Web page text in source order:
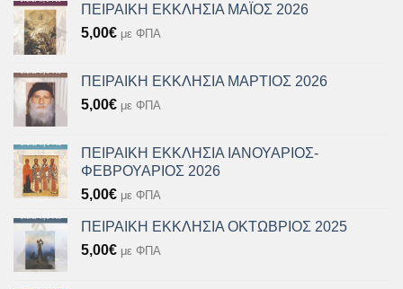
ΠΕΙΡΑΙΚΗ ΕΚΚΛΗΣΙΑ ΜΑΪΟΣ 2026
5,00€ με ΦΠΑ
ΠΕΙΡΑΙΚΗ ΕΚΚΛΗΣΙΑ ΜΑΡΤΙΟΣ 2026
5,00€ με ΦΠΑ
ΠΕΙΡΑΙΚΗ ΕΚΚΛΗΣΙΑ ΙΑΝΟΥΑΡΙΟΣ-
ΦΕΒΡΟΥΑΡΙΟΣ 2026
5,00€ με ΦΠΑ
ΠΕΙΡΑΙΚΗ ΕΚΚΛΗΣΙΑ ΟΚΤΩΒΡΙΟΣ 2025
5,00€ με ΦΠΑ